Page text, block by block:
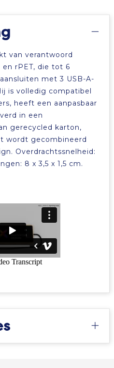
van verantwoord
rPET, die tot 6
met 3 USB-A-
is volledig compatibel
heeft een aanpasbaar
in een
gerecycled karton,
wordt gecombineerd
Overdrachtssnelheid:
8 x 3,5 x 1,5 cm.